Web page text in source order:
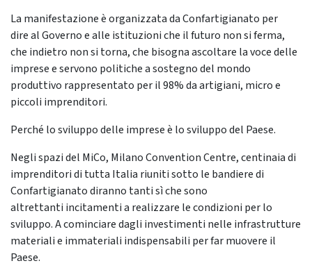
La manifestazione è organizzata da Confartigianato per
dire al Governo e alle istituzioni che il futuro non si ferma,
che indietro non si torna, che bisogna ascoltare la voce delle
imprese e servono politiche a sostegno del mondo
produttivo rappresentato per il 98% da artigiani, micro e
piccoli imprenditori.
Perché lo sviluppo delle imprese è lo sviluppo del Paese.
Negli spazi del MiCo, Milano Convention Centre, centinaia di
imprenditori di tutta Italia riuniti sotto le bandiere di
Confartigianato diranno tanti sì che sono
altrettanti incitamenti a realizzare le condizioni per lo
sviluppo. A cominciare dagli investimenti nelle infrastrutture
materiali e immateriali indispensabili per far muovere il
Paese.